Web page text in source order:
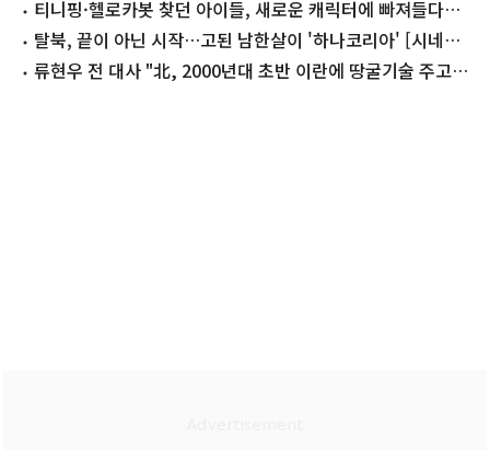
선임티니핑·헬로카봇 찾던 아이들, 새로운 캐릭터에 빠져들다…
캐릭터라이선싱페어[리뷰]
탈북, 끝이 아닌 시작…고된 남한살이 '하나코리아' [시네마
프리뷰]
류현우 전 대사 "北, 2000년대 초반 이란에 땅굴기술 주고